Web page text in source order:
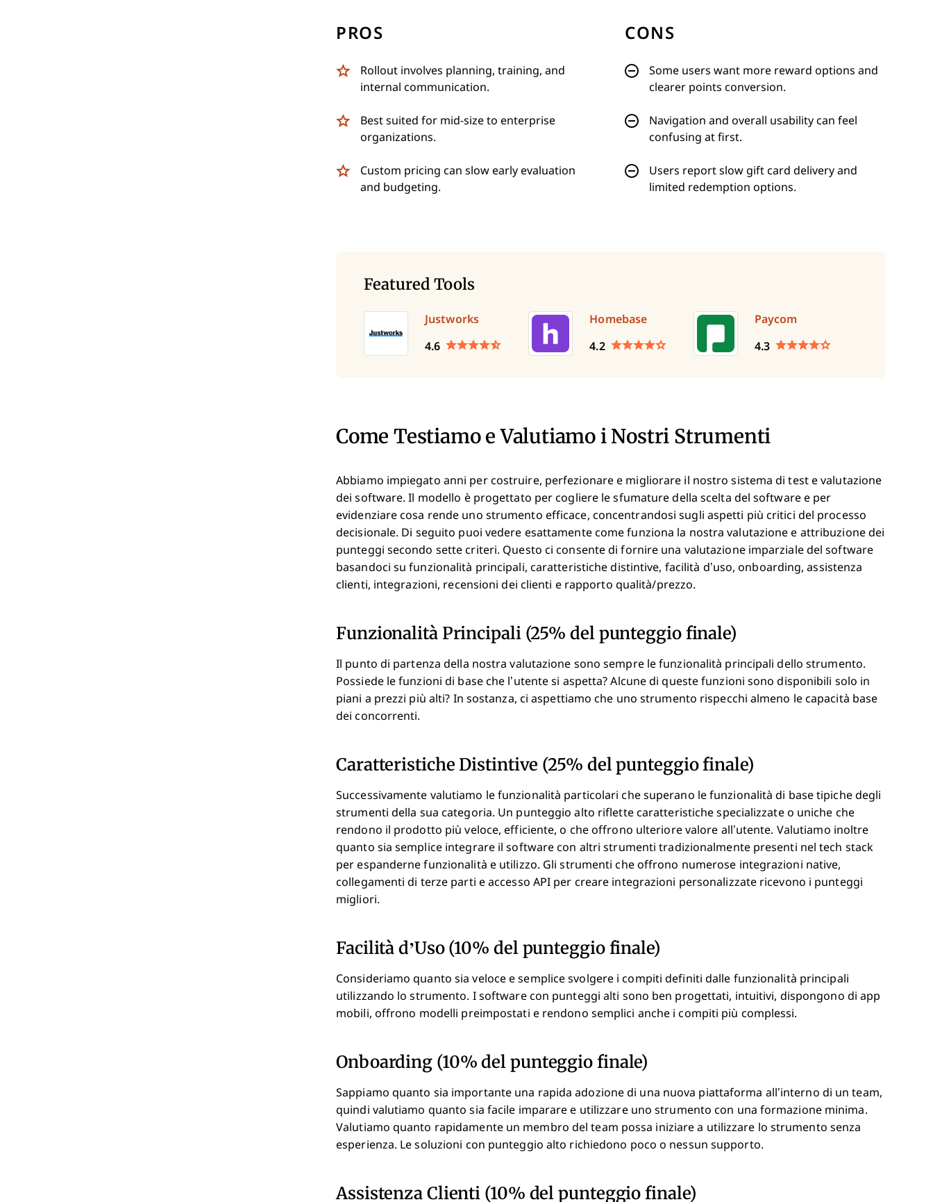
PROS
Rollout involves planning, training, and
internal communication.
Best suited for mid-size to enterprise
organizations.
Custom pricing can slow early evaluation
and budgeting.
CONS
Some users want more reward options and
clearer points conversion.
Navigation and overall usability can feel
confusing at first.
Users report slow gift card delivery and
limited redemption options.
Featured Tools
Justworks
4.6
Homebase
4.2
Paycom
4.3
Come Testiamo e Valutiamo i Nostri Strumenti
Abbiamo impiegato anni per costruire, perfezionare e migliorare il nostro sistema di test e valutazione
dei software. Il modello è progettato per cogliere le sfumature della scelta del software e per
evidenziare cosa rende uno strumento efficace, concentrandosi sugli aspetti più critici del processo
decisionale. Di seguito puoi vedere esattamente come funziona la nostra valutazione e attribuzione dei
punteggi secondo sette criteri. Questo ci consente di fornire una valutazione imparziale del software
basandoci su funzionalità principali, caratteristiche distintive, facilità d’uso, onboarding, assistenza
clienti, integrazioni, recensioni dei clienti e rapporto qualità/prezzo.
Funzionalità Principali (25% del punteggio finale)
Il punto di partenza della nostra valutazione sono sempre le funzionalità principali dello strumento.
Possiede le funzioni di base che l’utente si aspetta? Alcune di queste funzioni sono disponibili solo in
piani a prezzi più alti? In sostanza, ci aspettiamo che uno strumento rispecchi almeno le capacità base
dei concorrenti.
Caratteristiche Distintive (25% del punteggio finale)
Successivamente valutiamo le funzionalità particolari che superano le funzionalità di base tipiche degli
strumenti della sua categoria. Un punteggio alto riflette caratteristiche specializzate o uniche che
rendono il prodotto più veloce, efficiente, o che offrono ulteriore valore all’utente. Valutiamo inoltre
quanto sia semplice integrare il software con altri strumenti tradizionalmente presenti nel tech stack
per espanderne funzionalità e utilizzo. Gli strumenti che offrono numerose integrazioni native,
collegamenti di terze parti e accesso API per creare integrazioni personalizzate ricevono i punteggi
migliori.
Facilità d’Uso (10% del punteggio finale)
Consideriamo quanto sia veloce e semplice svolgere i compiti definiti dalle funzionalità principali
utilizzando lo strumento. I software con punteggi alti sono ben progettati, intuitivi, dispongono di app
mobili, offrono modelli preimpostati e rendono semplici anche i compiti più complessi.
Onboarding (10% del punteggio finale)
Sappiamo quanto sia importante una rapida adozione di una nuova piattaforma all’interno di un team,
quindi valutiamo quanto sia facile imparare e utilizzare uno strumento con una formazione minima.
Valutiamo quanto rapidamente un membro del team possa iniziare a utilizzare lo strumento senza
esperienza. Le soluzioni con punteggio alto richiedono poco o nessun supporto.
Assistenza Clienti (10% del punteggio finale)